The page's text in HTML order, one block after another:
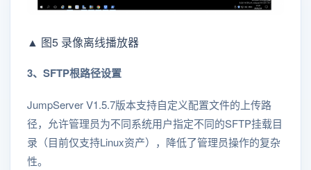
▲ 图5 录像离线播放器
3、SFTP根路径设置
JumpServer V1.5.7版本支持自定义配置文件的上传路
径，允许管理员为不同系统用户指定不同的SFTP挂载目
录（目前仅支持Linux资产），降低了管理员操作的复杂
性。